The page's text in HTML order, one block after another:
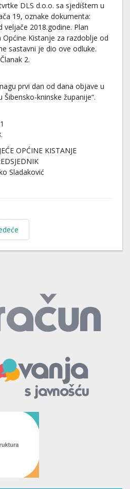
DLS d.o.o. sa sjedištem u
19, oznake dokumenta:
2018.godine. Plan
Kistanje za razdoblje od
sastavni je dio ove odluke.
Članak 2.
prvi dan od dana objave u
Šibensko-kninske županije“.
OPĆINE KISTANJE
Sladaković